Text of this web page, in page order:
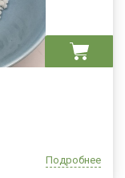
Подробнее